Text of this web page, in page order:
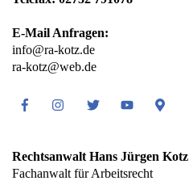
E-Mail Anfragen:
info@ra-kotz.de
ra-kotz@web.de
FacebookInstagramTwitter YoutubeGoogle
Rechtsanwalt Hans Jürgen Kotz
Fachanwalt für Arbeitsrecht